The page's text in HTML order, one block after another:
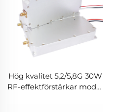
Hög kvalitet 5,2/5,8G 30W
RF-effektförstärkar modul